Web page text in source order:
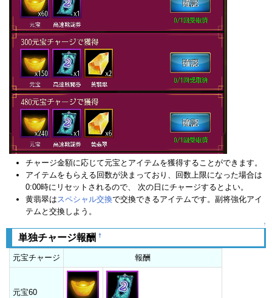
チャージ金額に応じて元宝とアイテムを獲得することができます。
アイテムをもらえる回数が決まっており、回数上限になった場合は
0:00時にリセットされるので、 次の日にチャージするとよい。
黄翡翠はスペシャル交換で交換できるアイテムです。副将強化アイ
テムと交換しよう。
↑
単独チャージ報酬 †
元宝チャージ 報酬
元宝60